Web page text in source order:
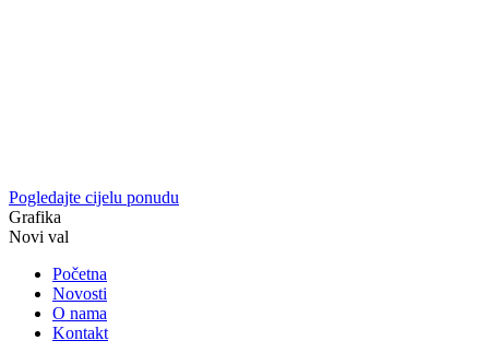
Pogledajte cijelu ponudu
Grafika
Novi val
Početna
Novosti
O nama
Kontakt